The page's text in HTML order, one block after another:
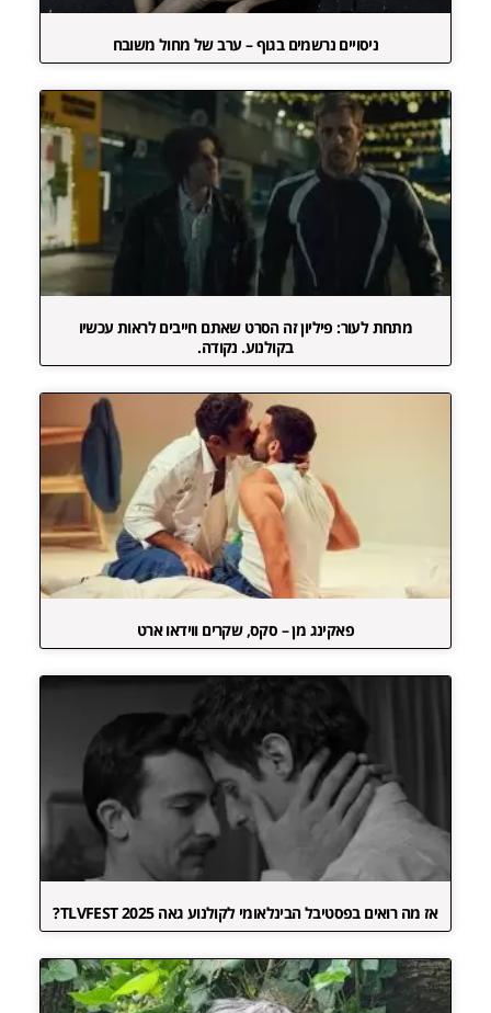
ניסויים נרשמים בגוף – ערב של מחול משובח
מתחת לעור: פיליון זה הסרט שאתם חייבים לראות עכשיו
בקולנוע. נקודה.
פאקינג מן – סקס, שקרים ווידאו ארט
אז מה רואים בפסטיבל הבינלאומי לקולנוע גאה TLVFEST 2025?